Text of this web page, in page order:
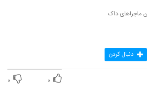
ماجراهای داک
دنبال کردن
۰ ۰